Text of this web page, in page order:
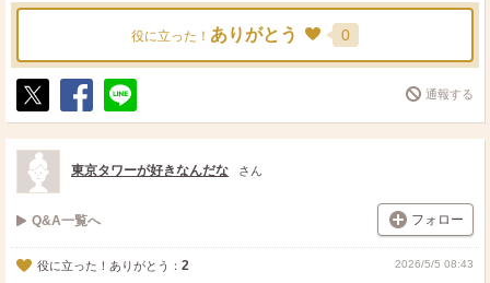
役に立った！ ありがとう 0
ポ
ス
ト
シ
ェ
送
る
通報する
東京タワーが好きなんだな さん
Q&A一覧へ フォロー
役に立った！ありがとう： 2 2026/5/5 08:43